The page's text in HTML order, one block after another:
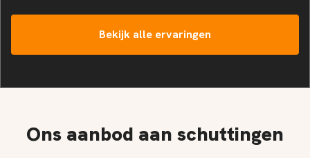
Bekijk alle ervaringen
Ons aanbod aan schuttingen